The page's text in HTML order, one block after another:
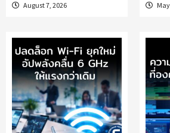
August 7, 2026